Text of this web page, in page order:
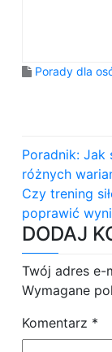
Porady dla
N
a
w
i
g
a
c
Poradnik:
różnych
Czy trening
poprawić
DODAJ
Twój adres e-
Wymagane
Komentarz *